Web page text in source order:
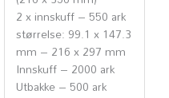
2 x innskuff – 550 ark
størrelse: 99.1 x 147.3
mm – 216 x 297 mm
Innskuff – 2000 ark
Utbakke – 500 ark